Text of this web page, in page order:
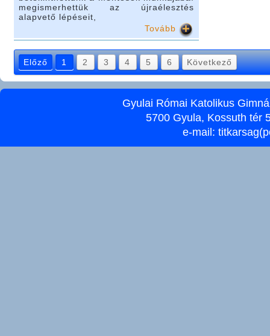
megismerhettük az újraélesztés
alapvető lépéseit,
Tovább
Előző 1 2 3 4 5 6 Következő
Gyulai Római Katolikus
5700 Gyula, Kossuth tér
e-mail: